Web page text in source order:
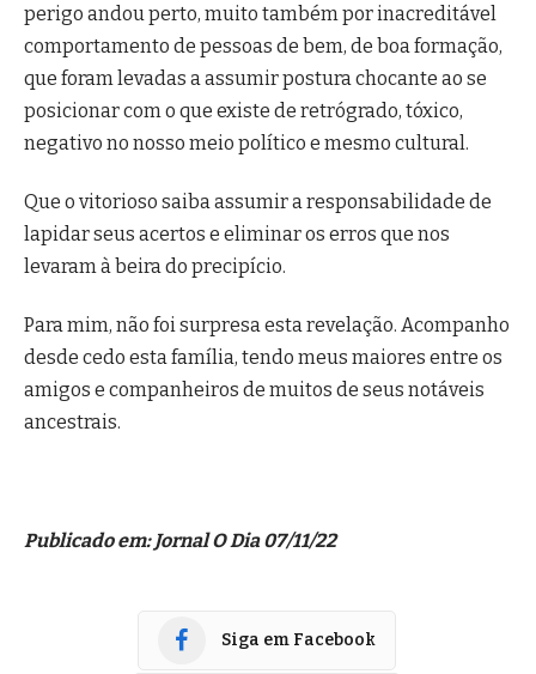
perigo andou perto, muito também por inacreditável
comportamento de pessoas de bem, de boa formação,
que foram levadas a assumir postura chocante ao se
posicionar com o que existe de retrógrado, tóxico,
negativo no nosso meio político e mesmo cultural.
Que o vitorioso saiba assumir a responsabilidade de
lapidar seus acertos e eliminar os erros que nos
levaram à beira do precipício.
Para mim, não foi surpresa esta revelação. Acompanho
desde cedo esta família, tendo meus maiores entre os
amigos e companheiros de muitos de seus notáveis
ancestrais.
Publicado em: Jornal O Dia 07/11/22
Siga em Facebook